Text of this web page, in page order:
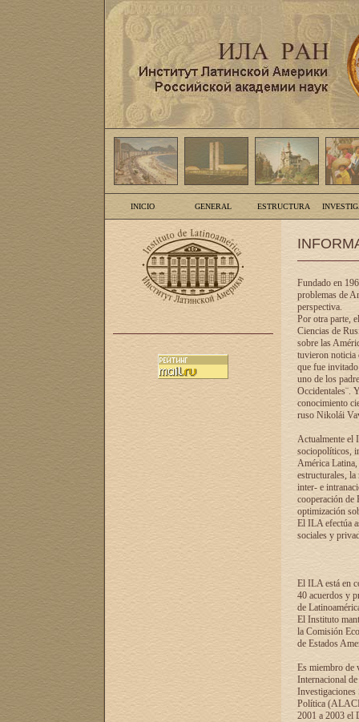
INICIO GENERAL ESTRUCTURA
Fundado en
problemas de
perspectiva.
Por otra parte,
Ciencias de
sobre las
tuvieron noticia
que fue
uno de los
Occidentales¨.
conocimiento
ruso Nikolái
Actualmente el
sociopolíticos,
América Latina,
estructurales,
inter- e
cooperación de
optimización
El ILA efectúa
sociales y
El ILA está en
40 acuerdos y
de
El Instituto
la Comisión
de Estados
Es miembro de
Internacional
Investigaciones
Política
2001 a 2003 el